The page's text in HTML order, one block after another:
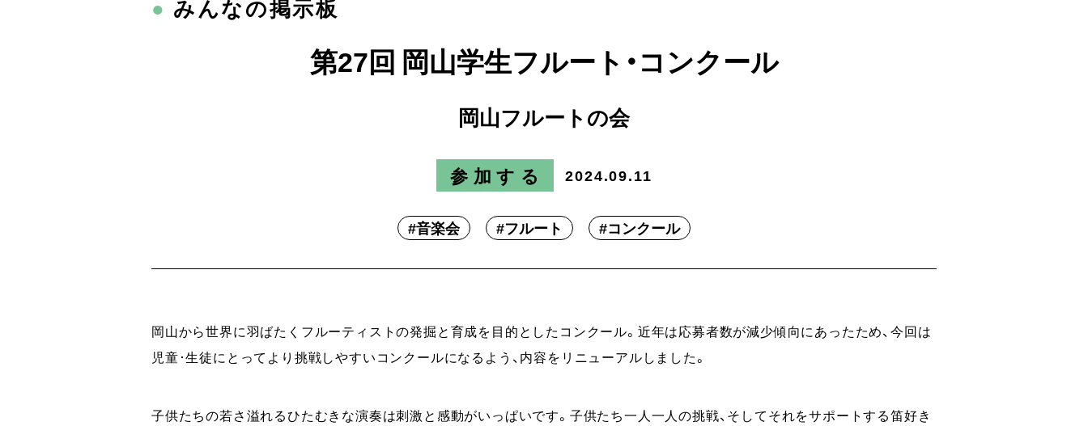
● みんなの掲示板
第27回 岡山学生フルート・コンクール
岡山フルートの会
参加する 2024.09.11
#音楽会 #フルート #コンクール
岡山から世界に羽ばたくフルーティストの発掘と育成を目的としたコンクール。近年は応募者数が減少傾向にあったため、今回は
児童･生徒にとってより挑戦しやすいコンクールになるよう、内容をリニューアルしました。
子供たちの若さ溢れるひたむきな演奏は刺激と感動がいっぱいです。子供たち一人一人の挑戦、そしてそれをサポートする笛好き